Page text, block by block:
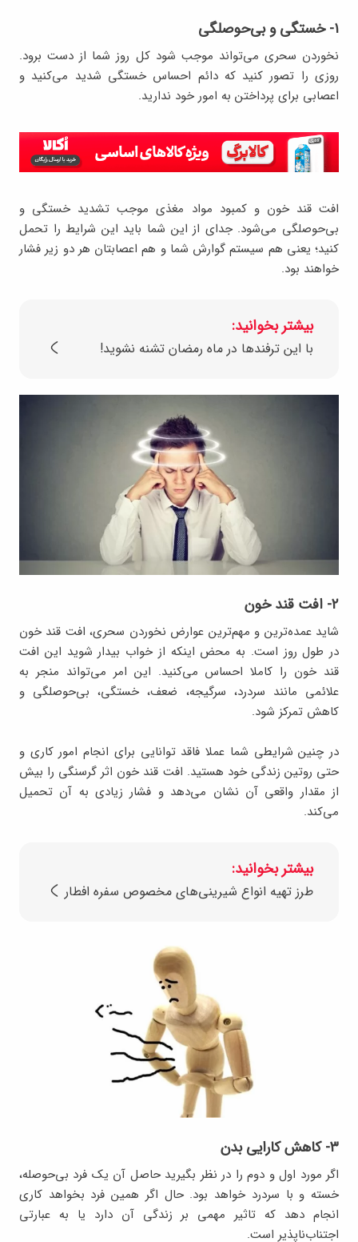
۱- خستگی و بی‌حوصلگی
نخوردن سحری می‌تواند موجب شود کل روز شما از دست برود.
روزی را تصور کنید که دائم احساس خستگی شدید می‌کنید و
اعصابی برای پرداختن به امور خود ندارید.
افت قند خون و کمبود مواد مغذی موجب تشدید خستگی و
بی‌حوصلگی می‌شود. جدای از این شما باید این شرایط را تحمل
کنید؛ یعنی هم سیستم گوارش شما و هم اعصابتان هر دو زیر فشار
خواهند بود.
بیشتر بخوانید:
با این ترفندها در ماه رمضان تشنه نشوید!
۲- افت قند خون
شاید عمده‌ترین و مهم‌ترین عوارض نخوردن سحری، افت قند خون
در طول روز است. به‌ محض اینکه از خواب بیدار شوید این افت
قند خون را کاملا احساس می‌کنید. این امر می‌تواند منجر به
علائمی مانند سردرد، سرگیجه، ضعف، خستگی، بی‌حوصلگی و
کاهش تمرکز شود.
در چنین شرایطی شما عملا فاقد توانایی برای انجام امور کاری و
حتی روتین زندگی خود هستید. افت قند خون اثر گرسنگی را بیش
از مقدار واقعی آن نشان می‌دهد و فشار زیادی به آن تحمیل
می‌کند.
بیشتر بخوانید:
طرز تهیه انواع شیرینی‌های مخصوص سفره افطار
۳- کاهش کارایی بدن
اگر مورد اول و دوم را در نظر بگیرید حاصل آن یک فرد بی‌حوصله،
خسته و با سردرد خواهد بود. حال اگر همین فرد بخواهد کاری
انجام دهد که تاثیر مهمی بر زندگی آن دارد یا به عبارتی
اجتناب‌ناپذیر است.